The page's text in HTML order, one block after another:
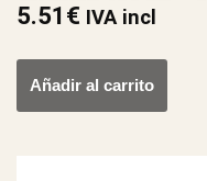
5.51 € IVA incl
Añadir al carrito